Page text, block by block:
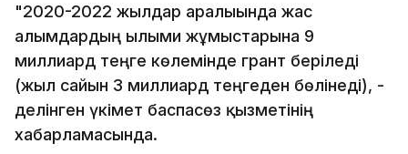
"2020-2022 жылдар аралығында жас
ғалымдардың ғылыми жұмыстарына 9
миллиард теңге көлемінде грант беріледі
(жыл сайын 3 миллиард теңгеден бөлінеді), -
делінген үкімет баспасөз қызметінің
хабарламасында.